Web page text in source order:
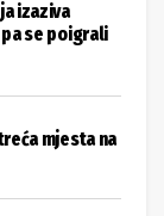
izaziva
se poigrali
mjesta na